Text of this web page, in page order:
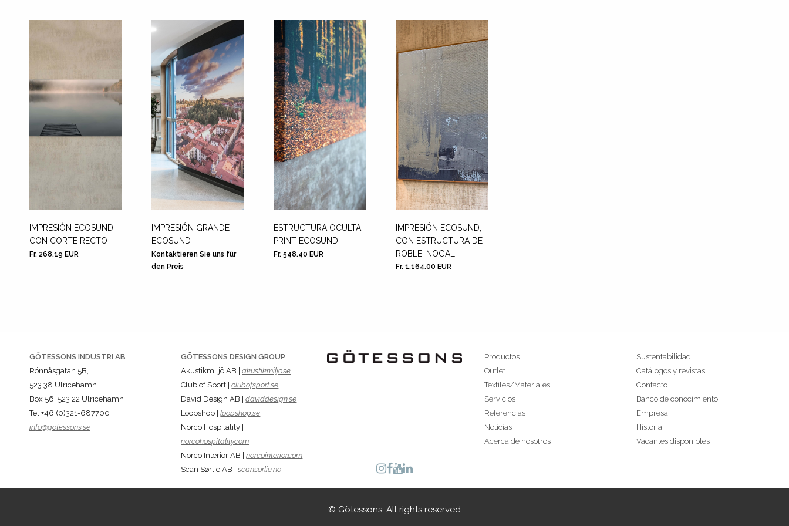
IMPRESIÓN ECOSUND
CON CORTE RECTO
Fr. 268.19 EUR
IMPRESIÓN GRANDE
ECOSUND
Kontaktieren Sie uns für
den Preis
ESTRUCTURA OCULTA
PRINT ECOSUND
Fr. 548.40 EUR
IMPRESIÓN ECOSUND,
CON ESTRUCTURA DE
ROBLE, NOGAL
Fr. 1,164.00 EUR
GÖTESSONS INDUSTRI AB
Rönnåsgatan 5B,
523 38 Ulricehamn
Box 56, 523 22 Ulricehamn
Tel +46 (0)321-687700
info@gotessons.se
GÖTESSONS DESIGN GROUP
Akustikmiljö AB |akustikmiljo.se
Club of Sport |clubofsport.se
David Design AB |daviddesign.se
Loopshop |loopshop.se
Norco Hospitality |
norcohospitality.com
Norco Interior AB |norcointerior.com
Scan Sørlie AB |scansorlie.no
Productos
Outlet
Textiles/Materiales
Servicios
Referencias
Noticias
Acerca de nosotros
Sustentabilidad
Catálogos y revistas
Contacto
Banco de conocimiento
Empresa
Historia
Vacantes disponibles
© Götessons. All rights reserved